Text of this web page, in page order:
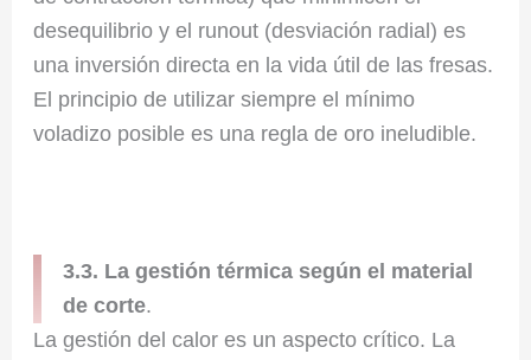
desequilibrio y el runout (desviación radial) es
una inversión directa en la vida útil de las fresas.
El principio de utilizar siempre el mínimo
voladizo posible es una regla de oro ineludible.
3.3. La gestión térmica según el material
de corte.
La gestión del calor es un aspecto crítico. La